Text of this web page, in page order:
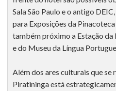
Sala São Paulo e o antigo
para Exposições da
também próximo a Estação da
e do Museu da Língua
Além dos ares culturais que se
Piratininga está